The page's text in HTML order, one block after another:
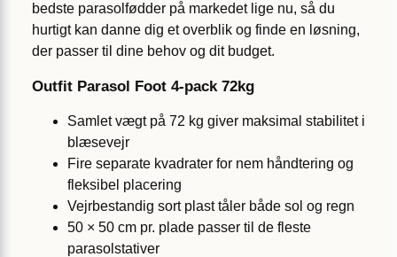
bedste parasolfødder på markedet lige nu, så du
hurtigt kan danne dig et overblik og finde en løsning,
der passer til dine behov og dit budget.
Outfit Parasol Foot 4-pack 72kg
Samlet vægt på 72 kg giver maksimal stabilitet i
blæsevejr
Fire separate kvadrater for nem håndtering og
fleksibel placering
Vejrbestandig sort plast tåler både sol og regn
50 × 50 cm pr. plade passer til de fleste
parasolstativer